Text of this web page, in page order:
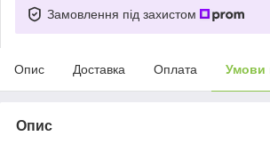
Замовлення під захистом
Опис Доставка Оплата Умови
Опис